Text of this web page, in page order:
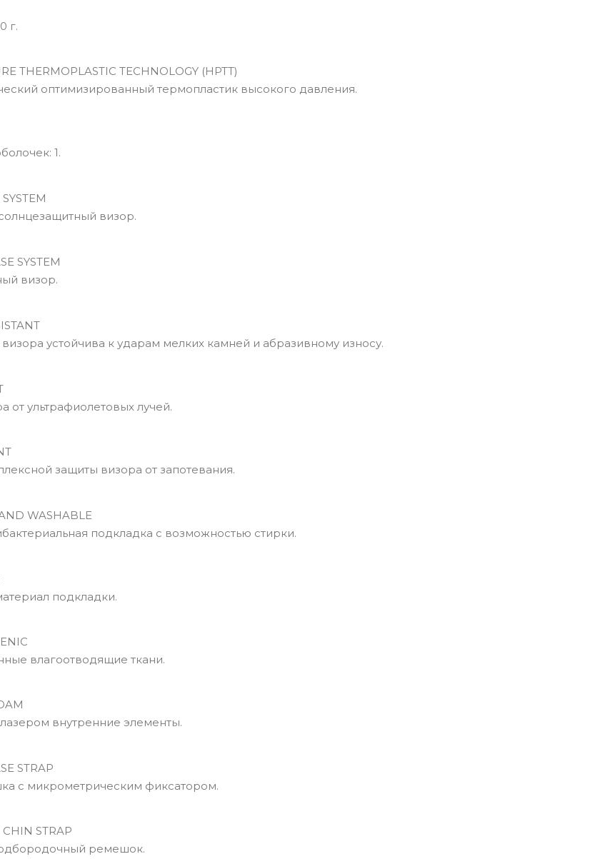
г.
THERMOPLASTIC TECHNOLOGY (HPTT)
оптимизированный термопластик высокого давления.
1.
визор.
SYSTEM
визор.
устойчива к ударам мелких камней и абразивному износу.
от ультрафиолетовых лучей.
защиты визора от запотевания.
WASHABLE
подкладка с возможностью стирки.
подкладки.
влагоотводящие ткани.
внутренние элементы.
STRAP
с микрометрическим фиксатором.
STRAP
ремешок.